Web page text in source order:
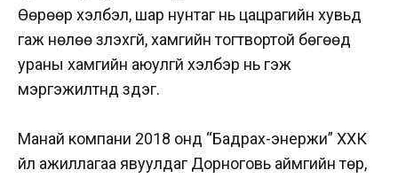
Өөрөөр хэлбэл, шар нунтаг нь цацрагийн хувьд
гаж нөлөө үзүүлэхгүй, хамгийн тогтвортой бөгөөд
ураны хамгийн аюулгүй хэлбэр нь гэж
мэргэжилтнүүд үздэг.
Манай компани 2018 онд “Бадрах-энержи” ХХК
үйл ажиллагаа явуулдаг Дорноговь аймгийн төр,